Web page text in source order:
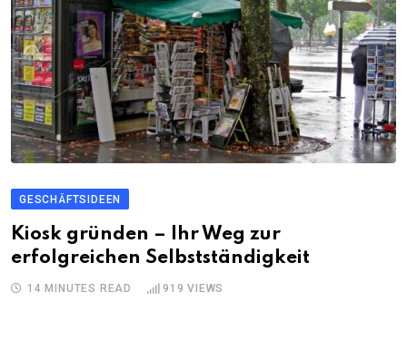
GESCHÄFTSIDEEN
Kiosk gründen – Ihr Weg zur
erfolgreichen Selbstständigkeit
14 MINUTES READ 919 VIEWS